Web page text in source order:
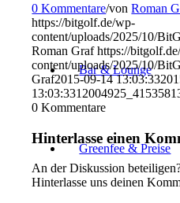
Bar & Lounge
Greenfee & Preise
0 Kommentare/vonRoman
https://bitgolf.de/wp-
content/uploads/2025/10/
Roman Graf https://
content/uploads/2025/10/
Graf2015-09-14 13:03:33
13:03:33
0 Kommentare
Hinterlasse einen
An der Diskussion
Hinterlasse uns deinen